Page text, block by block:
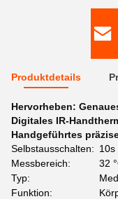
Produktdetails
Hervorheben:
Digitales IR-
Handgeführtes
Selbstausschalten: 10s
Messbereich:
32
Typ:
Funktion: